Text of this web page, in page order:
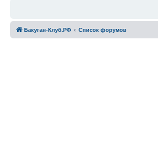
Бакуган-Клуб.РФ Список форумов